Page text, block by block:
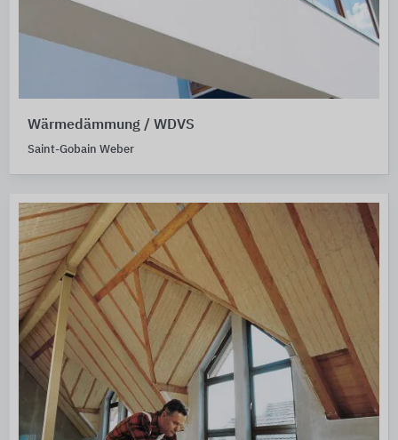
Wärmedämmung / WDVS
Saint-Gobain Weber